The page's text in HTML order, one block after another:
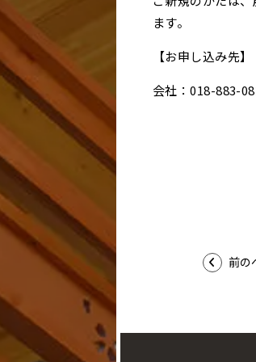
ます。
【お申し込み先】
会社：018-883-
前の